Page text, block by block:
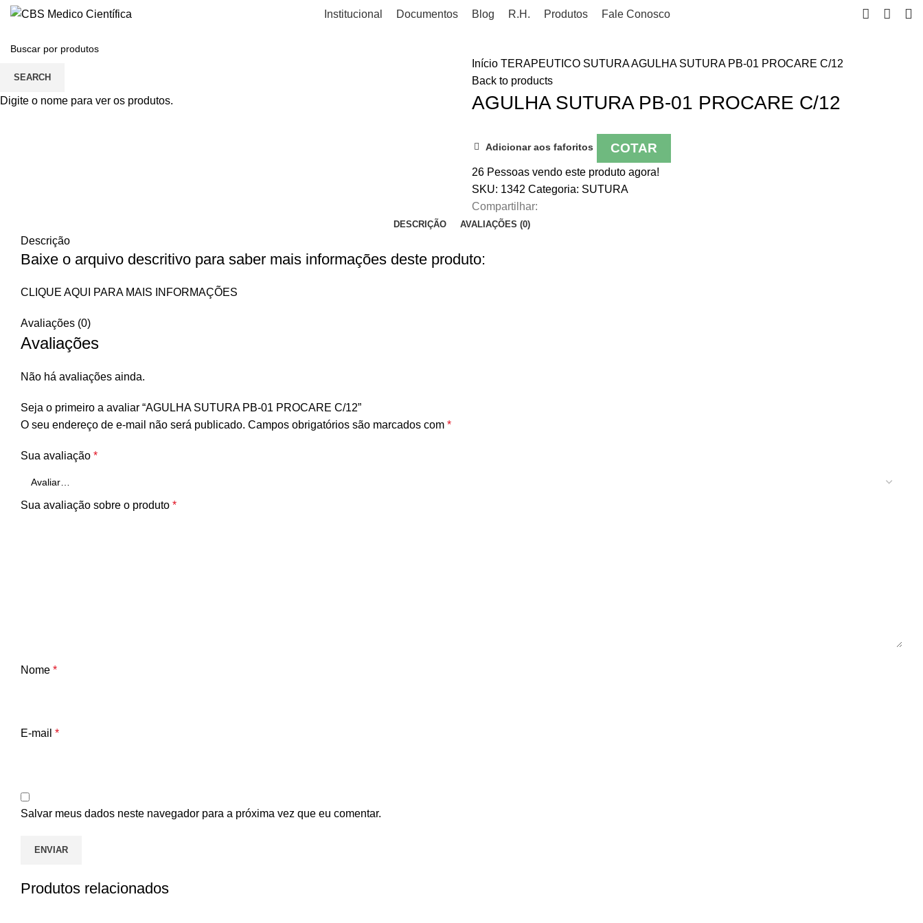
Institucional Documentos Blog R.H. Produtos Fale Conosco
Início TERAPEUTICO SUTURAAGULHA SUTURA PB-01 PROCARE C/12
Back to products
AGULHA SUTURA PB-01 PROCARE C/12
Adicionar aos faforitos COTAR
26 Pessoas vendo este produto agora!
SKU: 1342 Categoria: SUTURA
Compartilhar:
DESCRIÇÃO AVALIAÇÕES (0)
Descrição
Baixe o arquivo descritivo para saber mais informações deste produto:
CLIQUE AQUI PARA MAIS INFORMAÇÕES
Avaliações (0)
Avaliações
Não há avaliações ainda.
Seja o primeiro a avaliar “AGULHA SUTURA PB-01 PROCARE C/12”
O seu endereço de e-mail não será publicado. Campos obrigatórios são marcados com *
Sua avaliação *
Sua avaliação sobre o produto *
Nome *
E-mail *
Salvar meus dados neste navegador para a próxima vez que eu comentar.
Produtos relacionados
SEARCH
Digite o nome para ver os produtos.